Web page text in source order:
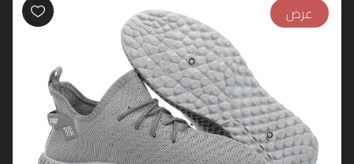
عرض